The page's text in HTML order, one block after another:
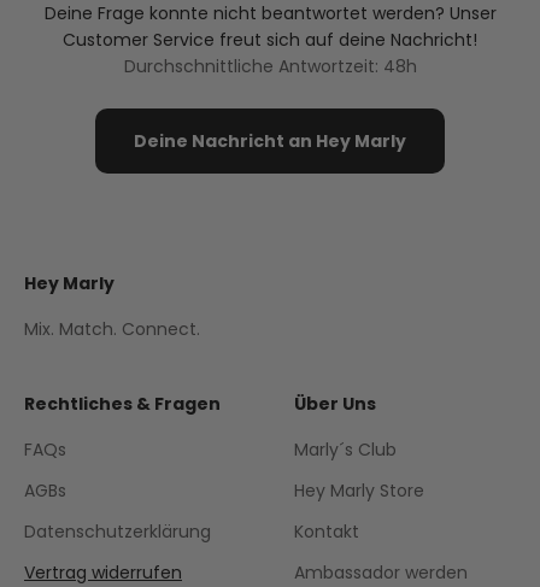
Deine Frage konnte nicht beantwortet werden? Unser
Customer Service freut sich auf deine Nachricht!
Durchschnittliche Antwortzeit: 48h
Deine Nachricht an Hey Marly
Hey Marly
Mix. Match. Connect.
Rechtliches & Fragen
FAQs
AGBs
Datenschutzerklärung
Vertrag widerrufen
Über Uns
Marly´s Club
Hey Marly Store
Kontakt
Ambassador werden